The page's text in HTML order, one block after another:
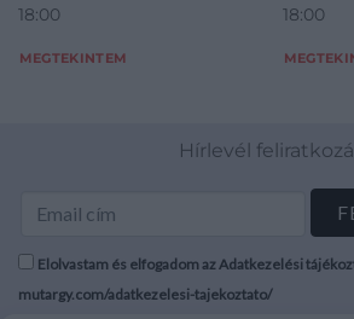
18:00
MEGTEKINTEM
18:00
Hírlevél
Elolvastam és elfogadom az Adatkezelési
mutargy.com/adatkezelesi-tajekoztato/